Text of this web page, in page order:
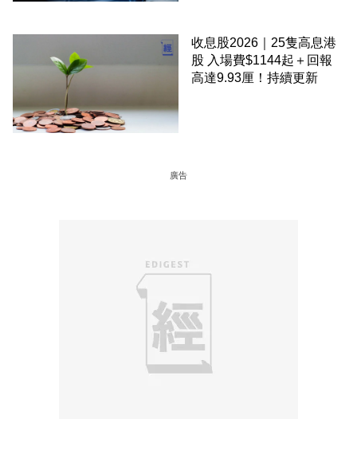
收息股2026｜25隻高息港
股 入場費$1144起＋回報
高達9.93厘！持續更新
廣告